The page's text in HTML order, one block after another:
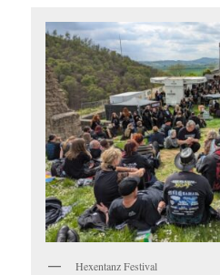
Hexentanz Festival